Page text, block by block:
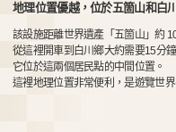
地理位置優越，位於五箇山和白
該設施距離世界遺產「五箇山」約
從這裡開車到白川鄉大約需要15分鐘
它位於這兩個居民點的中間位置。
這裡地理位置非常便利，是遊覽世界